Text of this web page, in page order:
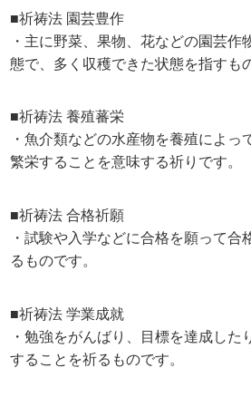
■祈祷法 園芸豊作
・主に野菜、果物、花などの園芸作
態で、多く収穫できた状態を指すも
■祈祷法 養殖蕃栄
・魚介類などの水産物を養殖によっ
繁栄することを意味する祈りです。
■祈祷法 合格祈願
・試験や入学などに合格を願って合
るものです。
■祈祷法 学業成就
・勉強をがんばり、目標を達成した
することを祈るものです。